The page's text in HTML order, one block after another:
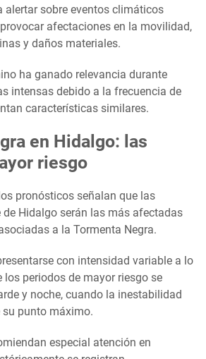
alertar sobre eventos climáticos
afectaciones en la movilidad,
y daños materiales.
ha ganado relevancia durante
intensas debido a la frecuencia de
características similares.
en Hidalgo: las
riesgo
pronósticos señalan que las
de Hidalgo serán las más afectadas
a la Tormenta Negra.
con intensidad variable a lo
los periodos de mayor riesgo se
y noche, cuando la inestabilidad
punto máximo.
especial atención en